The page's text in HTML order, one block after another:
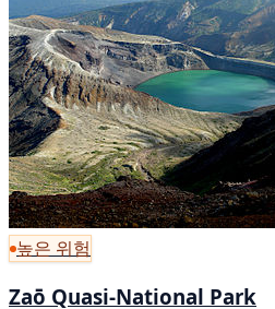
높은 위험
Zaō Quasi-National Park